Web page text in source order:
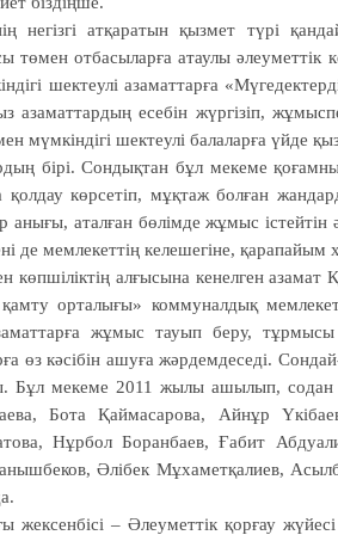
негізгі атқаратын қызмет түрі
төмен отбасыларға атаулы
шектеулі аза­мат­тарға
азаматтардың есебін жүргізіп,
мүмкіндігі шектеулі балаларға үйде
бірі. Сондықтан бұл мекеме
қолдау көрсетіп, мұқтаж болған
анығы, аталған бөлімде жұмыс істейтін
де мемлекеттің келешегіне, қарапайым
алғысына кенелген
орталығы» ком­му­налдық
жұмыс тауып беру,
өз кәсібін ашуға жәрдемдеседі.
Бұл мекеме 2011 жылы ашылып, содан
Бота Қаймасарова, Айнұр
Нұрбол Боранбаев, Ғабит
Әлібек Мұхаметқалиев,
– Әлеуметтік қорғау